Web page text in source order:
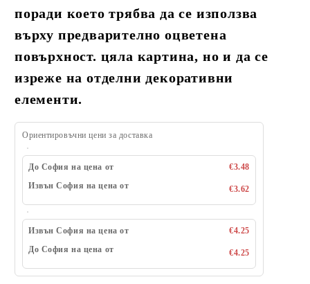
поради което трябва да се използва
върху предварително оцветена
повърхност. цяла картина, но и да се
изреже на отделни декоративни
елементи.
Ориентировъчни цени за доставка
До София на цена от
€3.48
Извън София на цена от
€3.62
Извън София на цена от
€4.25
До София на цена от
€4.25